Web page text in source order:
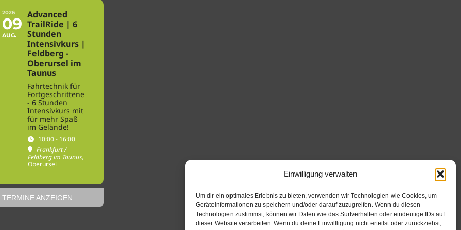
Einwilligung verwalten
Um dir ein optimales Erlebnis zu bieten, verwenden wir Technologien wie Cookies, um
Geräteinformationen zu speichern und/oder darauf zuzugreifen. Wenn du diesen
Technologien zustimmst, können wir Daten wie das Surfverhalten oder eindeutige IDs auf
dieser Website verarbeiten. Wenn du deine Einwillligung nicht erteilst oder zurückziehst,
2026
09
AUG.
Advanced
TrailRide | 6
Stunden
Intensivkurs |
Feldberg -
Oberursel im
Taunus
Fahrtechnik für
Fortgeschrittene
- 6 Stunden
Intensivkurs mit
für mehr Spaß
im Gelände!
10:00 - 16:00
Frankfurt /
Feldberg im Taunus,
Oberursel
TERMINE ANZEIGEN